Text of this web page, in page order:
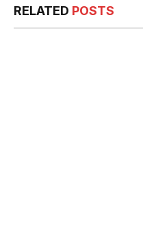
RELATED POSTS